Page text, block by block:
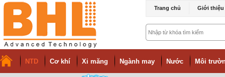
Trang chủ Giới thiệu
NTD Cơ khí Xi măng Ngành may Nước Môi